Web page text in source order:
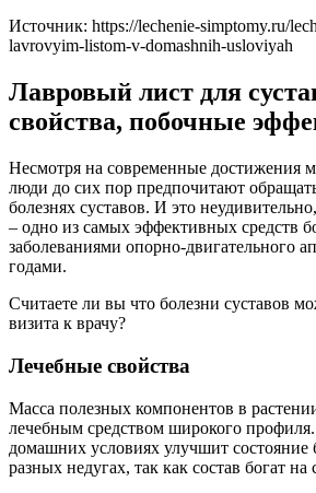
Источник: https://lechenie-simptomy.ru/
lavrovyim-listom-v-domashnih-usloviyah
Лавровый лист для
свойства, побочные
Несмотря на современные достижения
люди до сих пор предпочитают
болезнях суставов. И это
– одно из самых эффективных средств
заболеваниями опорно-двигательного
годами.
Считаете ли вы что болезни суставов
визита к врачу?
Лечебные свойства
Масса полезных компонентов в
лечебным средством широкого
домашних условиях улучшит состояние
разных недугах, так как состав богат